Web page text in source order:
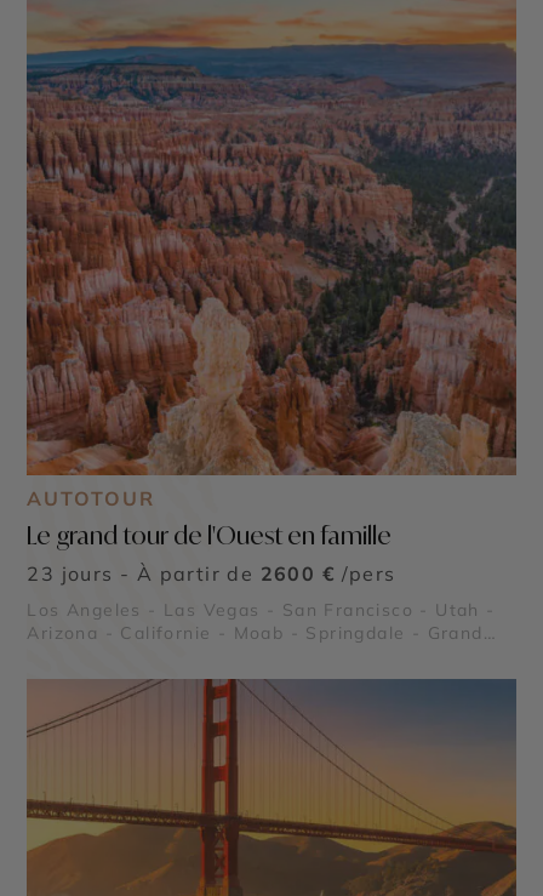
AUTOTOUR
Le grand tour de l'Ouest en famille
23 jours - À partir de 2600 € /pers
Los Angeles - Las Vegas - San Francisco - Utah -
Arizona - Californie - Moab - Springdale - Grand
la Mort) - Parc National de Yosemite - Bryce
Canyon - Monument Valley - Parc National de
Canyonlands - Alcatraz - Route panoramique
Highway 1 - Parc National de Zion - Parc National
de Arches - Parc National de Capitol Reef